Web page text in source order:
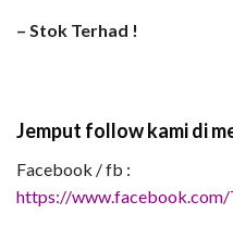
– Stok Terhad !
Jemput follow kami di
Facebook / fb :
https://www.facebook.com/